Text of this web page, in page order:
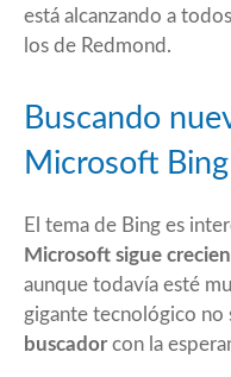
está alcanzando a
los de Redmond.
Buscando
Microsoft Bing
El tema de Bing es
Microsoft sigue
aunque todavía esté
gigante tecnológico no
buscadorcon la